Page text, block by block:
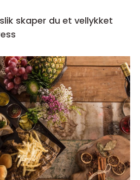
skaper du et vellykket